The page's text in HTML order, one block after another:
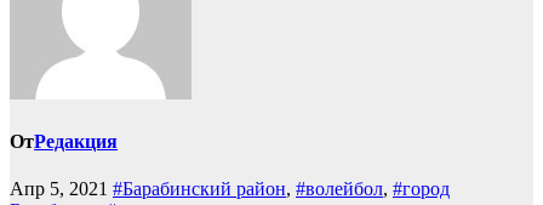
ОтРедакция
Апр 5, 2021 #Барабинский район, #волейбол, #город